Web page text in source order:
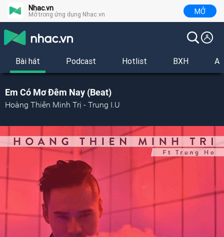
Nhac.vn
Mở trong ứng dụng Nhac.vn MỞ
Bài hát Podcast Hotlist BXH
Em Có Mơ Đêm Nay (Beat)
Hoàng Thiên Minh Trị - Trung I.U